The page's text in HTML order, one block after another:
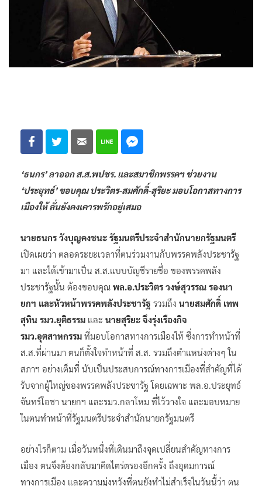
‘ธนกร’ ลาออก ส.ส.พปชร. และสมาชิกพรรคฯ ช่วยงาน
‘ประยุทธ์’ ขอบคุณ ประวิตร-สมศักดิ์-สุริยะ มอบโอกาสทางการ
เมืองให้ ลั่นยังคงเคารพรักอยู่เสมอ
นายธนกร วังบุญคงชนะ รัฐมนตรีประจำสำนักนายกรัฐมนตรี
เปิดเผยว่า ตลอดระยะเวลาที่ตนร่วมงานกับพรรคพลังประชารัฐ
มา และได้เข้ามาเป็น ส.ส.แบบบัญชีรายชื่อ ของพรรคพลัง
ประชารัฐนั้น ต้องขอบคุณ พล.อ.ประวิตร วงษ์สุวรรณ รองนา
ยกฯ และหัวหน้าพรรคพลังประชารัฐ รวมถึง นายสมศักดิ์ เทพ
สุทิน รมว.ยุติธรรม และ นายสุริยะ จึงรุ่งเรืองกิจ
รมว.อุตสาหกรรม ที่มอบโอกาสทางการเมืองให้ ซึ่งการทำหน้าที่
ส.ส.ที่ผ่านมา ตนก็ตั้งใจทำหน้าที่ ส.ส. รวมถึงตำแหน่งต่างๆ ใน
สภาฯ อย่างเต็มที่ นับเป็นประสบการณ์ทางการเมืองที่สำคัญที่ได้
รับจากผู้ใหญ่ของพรรคพลังประชารัฐ โดยเฉพาะ พล.อ.ประยุทธ์
จันทร์โอชา นายกฯ และรมว.กลาโหม ที่ไว้วางใจ และมอบหมาย
ในตนทำหน้าที่รัฐมนตรีประจำสำนักนายกรัฐมนตรี
อย่างไรก็ตาม เมื่อวันหนึ่งที่เดินมาถึงจุดเปลี่ยนสำคัญทางการ
เมือง ตนจึงต้องกลับมาคิดไตร่ตรองอีกครั้ง ถึงอุดมการณ์
ทางการเมือง และความมุ่งหวังที่ตนยังทำไม่สำเร็จในวันนี้ว่า ตน